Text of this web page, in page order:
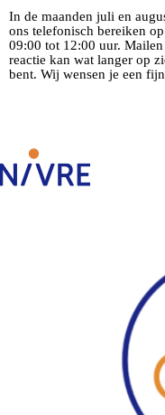
In de maanden juli en
ons telefonisch bereiken
09:00 tot 12:00 uur. Mailen
reactie kan wat langer op
bent. Wij wensen je een